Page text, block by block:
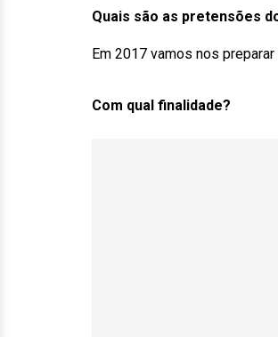
Quais são as pretensões
Em 2017 vamos nos
Com qual finalidade?